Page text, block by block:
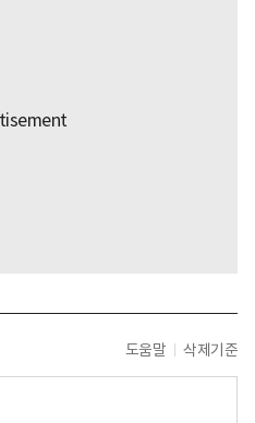
도움말 삭제기준